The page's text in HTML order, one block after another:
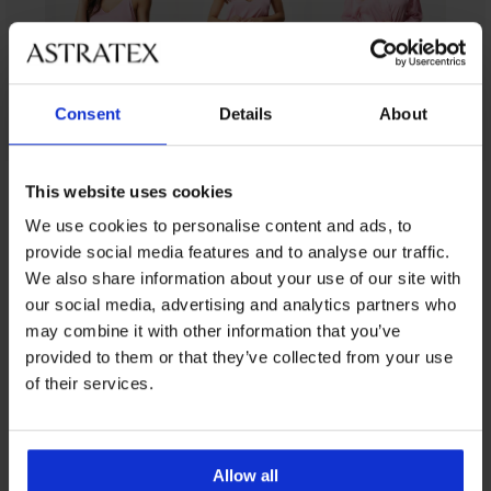
Consent Details About
This website uses cookies
We use cookies to personalise content and ads, to
provide social media features and to analyse our traffic.
We also share information about your use of our site with
our social media, advertising and analytics partners who
may combine it with other information that you’ve
provided to them or that they’ve collected from your use
of their services.
Allow all
Дамска
пижама
Hearts
Дамска
пижама
Love
с
Дамска
памучна
Medelin
Stripe
LIMITED -60%
Cabo
LIMITED
PREMIUM
пижама
Bluebella
От същата колекция